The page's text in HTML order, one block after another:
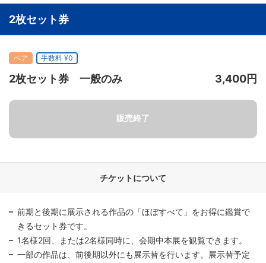
2枚セット券
ペア 手数料 ¥0
2枚セット券 一般のみ 3,400円
チケットについて
前期と後期に展示される作品の「ほぼすべて」をお得に鑑賞で
きるセット券です。
1名様2回、または2名様同時に、会期中本展を観覧できます。
一部の作品は、前後期以外にも展示替を行います。展示替予定